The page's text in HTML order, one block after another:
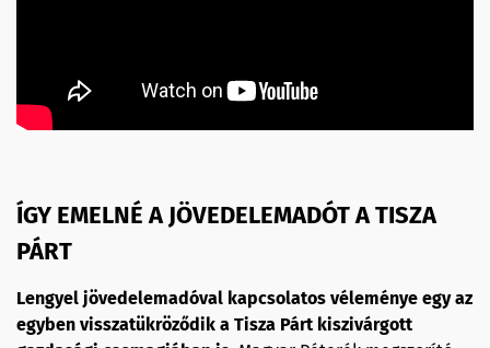
ÍGY EMELNÉ A JÖVEDELEMADÓT A TISZA
PÁRT
Lengyel jövedelemadóval kapcsolatos véleménye egy az
egyben visszatükröződik a Tisza Párt kiszivárgott